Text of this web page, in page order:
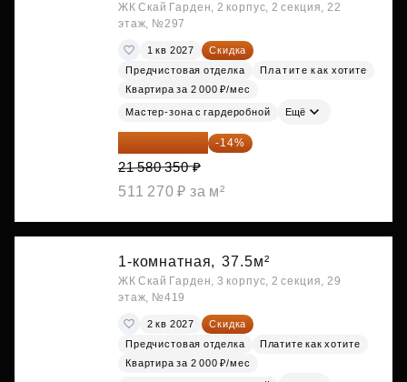
ЖК Скай Гарден, 2 корпус, 2 секция, 22
этаж, №297
1 кв 2027
Скидка
Предчистовая отделка
Платите как хотите
Квартира за 2 000 ₽/мес
Мастер-зона с гардеробной Ещё
18 559 101 ₽ -14%
21 580 350 ₽
511 270 ₽ за м²
1-комнатная, 37.5м²
ЖК Скай Гарден, 3 корпус, 2 секция, 29
этаж, №419
2 кв 2027
Скидка
Предчистовая отделка
Платите как хотите
Квартира за 2 000 ₽/мес